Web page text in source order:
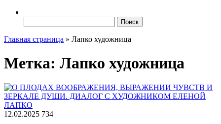
Главная страница » Лапко художница
Метка: Лапко художница
12.02.2025 734